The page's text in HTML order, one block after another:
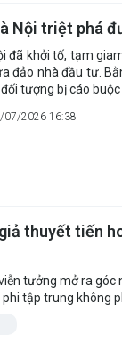
07/2026 16:38
Nội triệt phá
đã khởi tố, tạm
đảo nhà đầu tư.
tượng bị cáo
thuyết tiến
tưởng mở ra
tập trung không